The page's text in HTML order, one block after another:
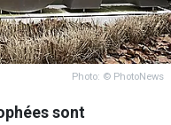
Photo: © PhotoNews
sont